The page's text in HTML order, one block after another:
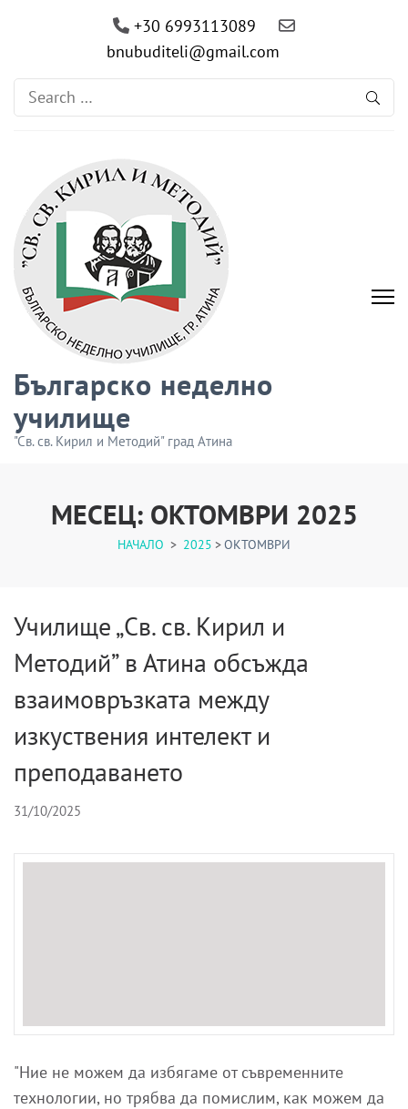
+30 6993113089
bnubuditeli@gmail.com
Search
for:
Българско неделно
училище
"Св. св. Кирил и Методий" град Атина
МЕСЕЦ: ОКТОМВРИ 2025
НАЧАЛО > 2025 >ОКТОМВРИ
Училище „Св. св. Кирил и
Методий” в Атина обсъжда
взаимовръзката между
изкуствения интелект и
преподаването
31/10/2025
"Ние не можем да избягаме от съвременните
технологии, но трябва да помислим, как можем да